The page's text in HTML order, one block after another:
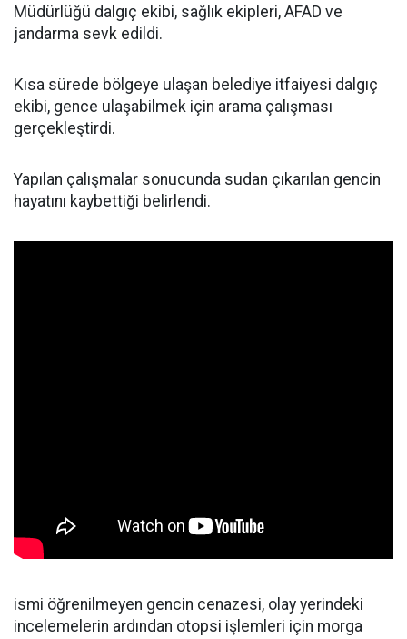
Müdürlüğü dalgıç ekibi, sağlık ekipleri, AFAD ve
jandarma sevk edildi.
Kısa sürede bölgeye ulaşan belediye itfaiyesi dalgıç
ekibi, gence ulaşabilmek için arama çalışması
gerçekleştirdi.
Yapılan çalışmalar sonucunda sudan çıkarılan gencin
hayatını kaybettiği belirlendi.
ismi öğrenilmeyen gencin cenazesi, olay yerindeki
incelemelerin ardından otopsi işlemleri için morga